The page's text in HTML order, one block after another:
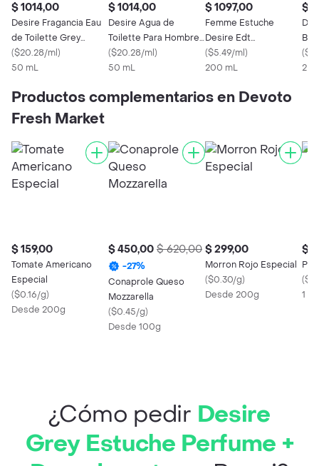
$ 1014,00
Desire Fragancia Eau
de Toilette Grey
Homme Spray
($20.28/ml)
50 mL
$ 1014,00
Desire Agua de
Toilette Para Hombre
Black en Spray
($20.28/ml)
50 mL
$ 1097,00
Femme Estuche
Desire Edt
+Desod.Aerosol -
($5.49/ml)
200 mL
$
De
(
2
Productos complementarios en Devoto
Fresh Market
$ 159,00
Tomate Americano
Especial
($0.16/g)
Desde 200g
$ 450,00 $ 620,00
-27%
Conaprole Queso
Mozzarella
($0.45/g)
Desde 100g
$ 299,00
Morron Rojo Especial
($0.30/g)
Desde 200g
$
(
1
¿Cómo pedir Desire
Grey Estuche Perfume +